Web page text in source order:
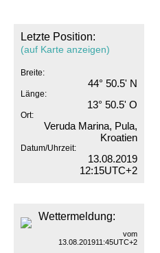
Letzte Position:
(auf Karte anzeigen)
Breite:
44° 50.5' N
Länge:
13° 50.5' O
Ort:
Veruda Marina, Pula,
Kroatien
Datum/Uhrzeit:
13.08.2019
12:15UTC+2
Wettermeldung:
vom
13.08.201911:45UTC+2